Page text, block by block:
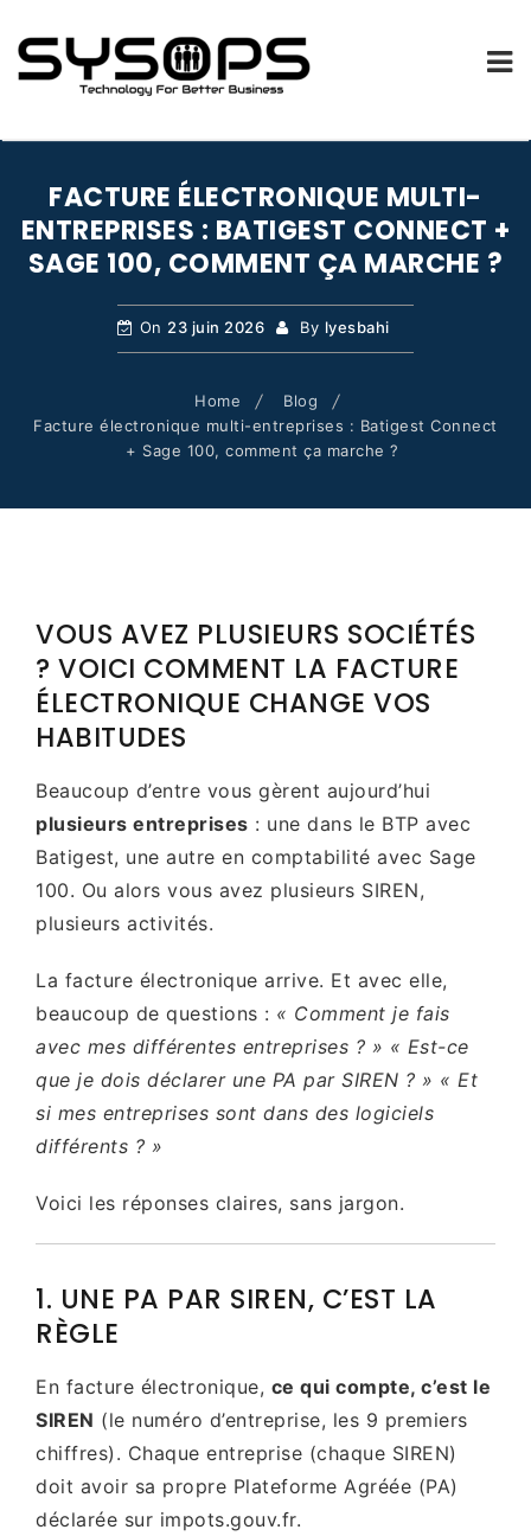
contentFACTURE ÉLECTRONIQUE MULTI-
ENTREPRISES : BATIGEST CONNECT +
SAGE 100, COMMENT ÇA MARCHE ?
On 23 juin 2026 By lyesbahi
Home
Blog
Facture électronique multi-entreprises : Batigest Connect
+ Sage 100, comment ça marche ?
VOUS AVEZ PLUSIEURS SOCIÉTÉS
? VOICI COMMENT LA FACTURE
ÉLECTRONIQUE CHANGE VOS
HABITUDES
Beaucoup d’entre vous gèrent aujourd’hui
plusieurs entreprises : une dans le BTP avec
Batigest, une autre en comptabilité avec Sage
100. Ou alors vous avez plusieurs SIREN,
plusieurs activités.
La facture électronique arrive. Et avec elle,
beaucoup de questions : « Comment je fais
avec mes différentes entreprises ? » « Est-ce
que je dois déclarer une PA par SIREN ? » « Et
si mes entreprises sont dans des logiciels
différents ? »
Voici les réponses claires, sans jargon.
1. UNE PA PAR SIREN, C’EST LA
RÈGLE
En facture électronique, ce qui compte, c’est le
SIREN (le numéro d’entreprise, les 9 premiers
chiffres). Chaque entreprise (chaque SIREN)
doit avoir sa propre Plateforme Agréée (PA)
déclarée sur impots.gouv.fr.